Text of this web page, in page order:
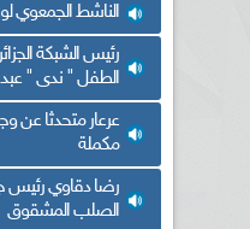
الناشط الجمعوي
رئيس الشبكة
الطفل " ندى " عبد
عرعار متحدثا عن
مكملة
رضا دقاوي رئيس
الصلب المشقوق